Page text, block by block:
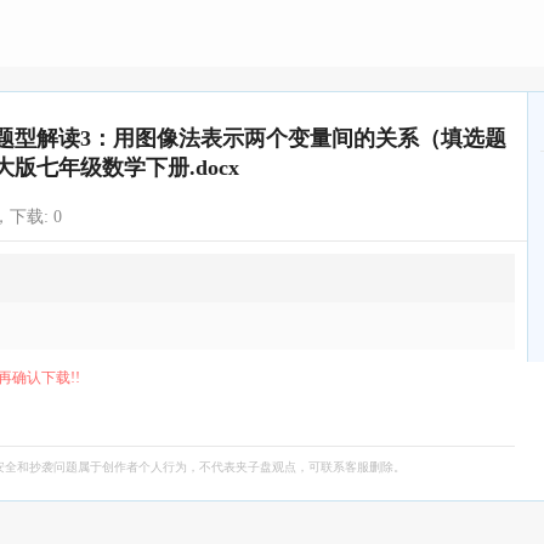
型解读3：用图像法表示两个变量间的关系（填选题
版七年级数学下册.docx
下载: 0
确认下载!!
和抄袭问题属于创作者个人行为，不代表夹子盘观点，可联系客服删除。